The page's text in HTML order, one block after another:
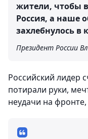
жители, чтобы
Россия, а наше
захлебнулось
Президент России
Российский лидер
потирали руки,
неудачи на